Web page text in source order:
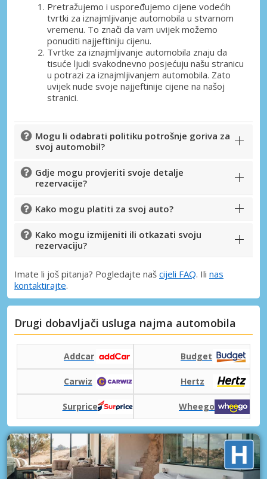
Pretražujemo i uspoređujemo cijene vodećih
tvrtki za iznajmljivanje automobila u stvarnom
vremenu. To znači da vam uvijek možemo
ponuditi najjeftiniju cijenu.
Tvrtke za iznajmljivanje automobila znaju da
tisuće ljudi svakodnevno posjećuju našu stranicu
u potrazi za iznajmljivanjem automobila. Zato
uvijek nude svoje najjeftinije cijene na našoj
stranici.
Mogu li odabrati politiku potrošnje goriva za
svoj automobil?
Gdje mogu provjeriti svoje detalje
rezervacije?
Kako mogu platiti za svoj auto?
Kako mogu izmijeniti ili otkazati svoju
rezervaciju?
Imate li još pitanja? Pogledajte naš cijeli FAQ. Ili nas
kontaktirajte.
Drugi dobavljači usluga najma automobila
Addcar Budget
Carwiz Hertz
Surprice Wheego